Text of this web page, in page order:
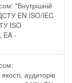
"Внутрішній
EN ISO/IEC
ISO
EA -
аудиторів